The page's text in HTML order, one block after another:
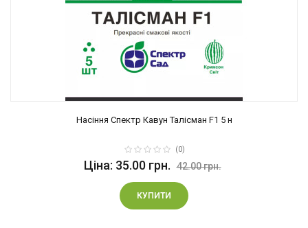
Насіння Спектр Кавун Талісман F1 5 н
(0)
Ціна: 35.00 грн. 42.00 грн.
КУПИТИ